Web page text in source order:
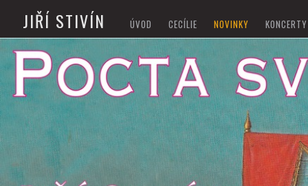
JIŘÍ STIVÍN ÚVOD CECÍLIE NOVINKY KONCERTY